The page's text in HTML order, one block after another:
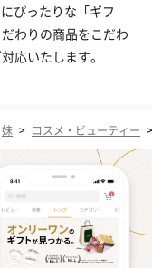
ぴったりな「ギフ
わりの商品をこだわ
応いたします。
妹 > コスメ・ビューティー